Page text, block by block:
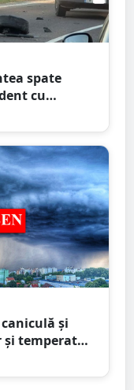
spate
cu
Mare
și
temperaturi